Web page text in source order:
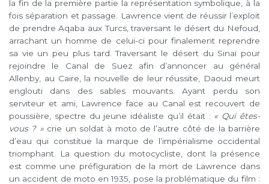
la fin de la première partie la représentation symbolique, à la
fois séparation et passage. Lawrence vient de réussir l’exploit
de prendre Aqaba aux Turcs, traversant le désert du Nefoud,
arrachant un homme de celui-ci pour finalement reprendre
sa vie un peu plus tard. Traversant le désert du Sinaï pour
rejoindre le Canal de Suez afin d’annoncer au général
Allenby, au Caire, la nouvelle de leur réussite, Daoud meurt
englouti dans des sables mouvants. Ayant perdu son
serviteur et ami, Lawrence face au Canal est recouvert de
poussière, spectre du jeune idéaliste qu’il était : « Qui êtes-
vous ? »crie un soldat à moto de l’autre côté de la barrière
d’eau qui constitue la marque de l’impérialisme occidental
triomphant. La question du motocycliste, dont la présence
est comme une préfiguration de la mort de Lawrence dans
un accident de moto en 1935, pose la problématique du film :